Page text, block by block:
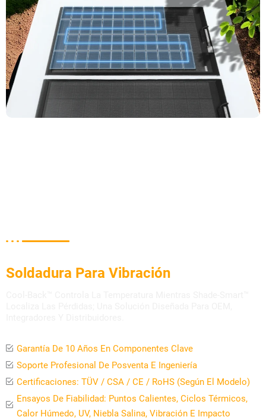
Soldadura Para Vibración
Garantía De 10 Años En Componentes Clave
Soporte Profesional De Posventa E Ingeniería
Certificaciones: TÜV / CSA / CE / RoHS (según El Modelo)
Ensayos De Fiabilidad: Puntos Calientes, Ciclos Térmicos,
Calor Húmedo, UV, Niebla Salina, Vibración E Impacto